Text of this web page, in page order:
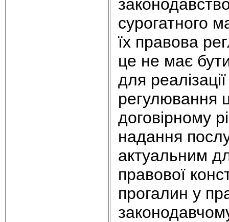
сурогатного
їх правова
це не має
для
регулювання
договірному
надання
актуальним
правової
прогалин у